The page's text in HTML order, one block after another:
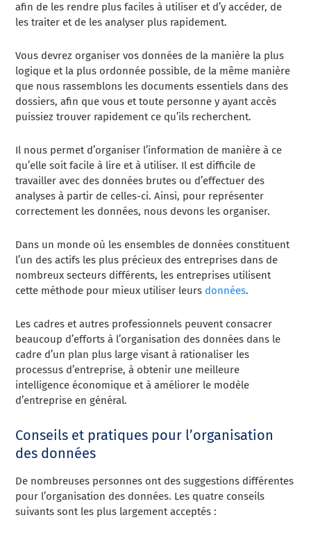
afin de les rendre plus faciles à utiliser et d’y accéder, de
les traiter et de les analyser plus rapidement.
Vous devrez organiser vos données de la manière la plus
logique et la plus ordonnée possible, de la même manière
que nous rassemblons les documents essentiels dans des
dossiers, afin que vous et toute personne y ayant accès
puissiez trouver rapidement ce qu’ils recherchent.
Il nous permet d’organiser l’information de manière à ce
qu’elle soit facile à lire et à utiliser. Il est difficile de
travailler avec des données brutes ou d’effectuer des
analyses à partir de celles-ci. Ainsi, pour représenter
correctement les données, nous devons les organiser.
Dans un monde où les ensembles de données constituent
l’un des actifs les plus précieux des entreprises dans de
nombreux secteurs différents, les entreprises utilisent
cette méthode pour mieux utiliser leurs données.
Les cadres et autres professionnels peuvent consacrer
beaucoup d’efforts à l’organisation des données dans le
cadre d’un plan plus large visant à rationaliser les
processus d’entreprise, à obtenir une meilleure
intelligence économique et à améliorer le modèle
d’entreprise en général.
Conseils et pratiques pour l’organisation
des données
De nombreuses personnes ont des suggestions différentes
pour l’organisation des données. Les quatre conseils
suivants sont les plus largement acceptés :